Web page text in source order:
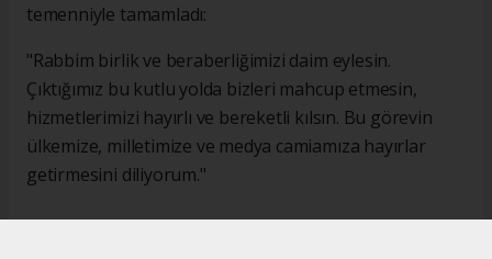
temenniyle tamamladı:
"Rabbim birlik ve beraberliğimizi daim eylesin.
Çıktığımız bu kutlu yolda bizleri mahcup etmesin,
hizmetlerimizi hayırlı ve bereketli kılsın. Bu görevin
ülkemize, milletimize ve medya camiamıza hayırlar
getirmesini diliyorum."